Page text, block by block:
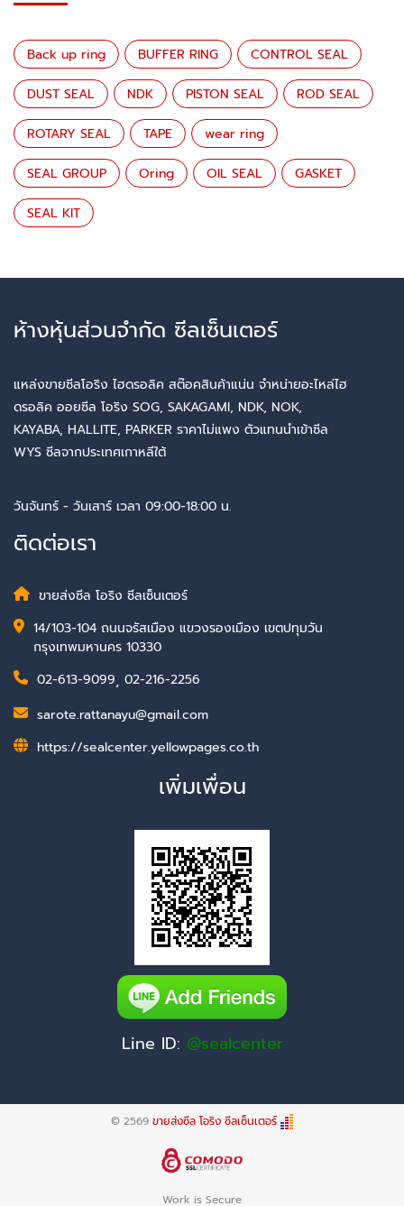
Back up ring BUFFER RING CONTROL SEAL
DUST SEAL NDK PISTON SEAL ROD SEAL
ROTARY SEAL TAPE wear ring
SEAL GROUP Oring OIL SEAL GASKET
SEAL KIT
ห้างหุ้นส่วนจำกัด ซีลเซ็นเตอร์
แหล่งขายซีลโอริง ไฮดรอลิค สต๊อคสินค้าแน่น จำหน่ายอะไหล่ไฮ
ดรอลิค ออยซีล โอริง SOG, SAKAGAMI, NDK, NOK,
KAYABA, HALLITE, PARKER ราคาไม่แพง ตัวแทนนำเข้าซีล
WYS ซีลจากประเทศเกาหลีใต้
วันจันทร์ - วันเสาร์ เวลา 09:00-18:00 น.
ติดต่อเรา
ขายส่งซีล โอริง ซีลเซ็นเตอร์
14/103-104 ถนนจรัสเมือง แขวงรองเมือง เขตปทุมวัน
กรุงเทพมหานคร 10330
02-613-9099, 02-216-2256
sarote.rattanayu@gmail.com
https://sealcenter.yellowpages.co.th
เพิ่มเพื่อน
Line ID: @sealcenter
© 2569 ขายส่งซีล โอริง ซีลเซ็นเตอร์
Work is Secure